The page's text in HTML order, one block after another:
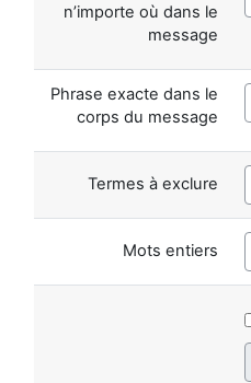
n’importe où dans le
message
Phrase exacte dans le
corps du message
Termes à exclure
Mots entiers